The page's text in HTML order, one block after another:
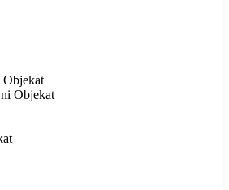
Objekat
Objekat